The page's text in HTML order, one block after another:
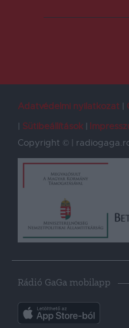
Adatvédelmi nyilatkozat
Sütibeállítások
Copyright © |
Rádió GaGa mobilapp